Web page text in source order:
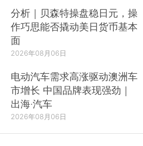
分析｜贝森特操盘稳日元，操
作巧思能否撬动美日货币基本
面
2026年08月06日
电动汽车需求高涨驱动澳洲车
市增长 中国品牌表现强劲｜
出海·汽车
2026年08月06日